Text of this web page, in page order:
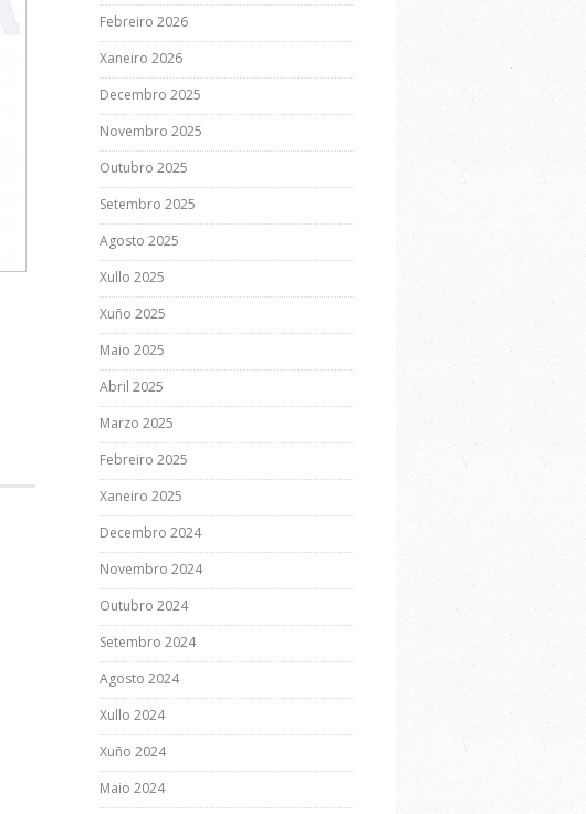
Febreiro 2026
Xaneiro 2026
Decembro 2025
Novembro 2025
Outubro 2025
Setembro 2025
Agosto 2025
Xullo 2025
Xuño 2025
Maio 2025
Abril 2025
Marzo 2025
Febreiro 2025
Xaneiro 2025
Decembro 2024
Novembro 2024
Outubro 2024
Setembro 2024
Agosto 2024
Xullo 2024
Xuño 2024
Maio 2024